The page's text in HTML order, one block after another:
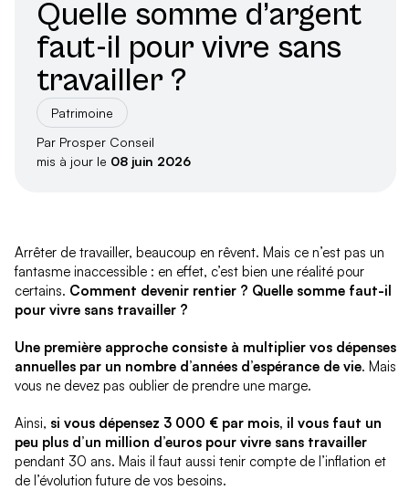
Quelle somme d’argent
faut-il pour vivre sans
travailler ?
Patrimoine
Par Prosper Conseil
mis à jour le 08 juin 2026
Arrêter de travailler, beaucoup en rêvent. Mais ce n’est pas un
fantasme inaccessible : en effet, c’est bien une réalité pour
certains. Comment devenir rentier ? Quelle somme faut-il
pour vivre sans travailler ?
Une première approche consiste à multiplier vos dépenses
annuelles par un nombre d’années d’espérance de vie. Mais
vous ne devez pas oublier de prendre une marge.
Ainsi, si vous dépensez 3 000 € par mois, il vous faut un
peu plus d’un million d’euros pour vivre sans travailler
pendant 30 ans. Mais il faut aussi tenir compte de l’inflation et
de l’évolution future de vos besoins.